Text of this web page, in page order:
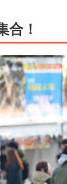
合！